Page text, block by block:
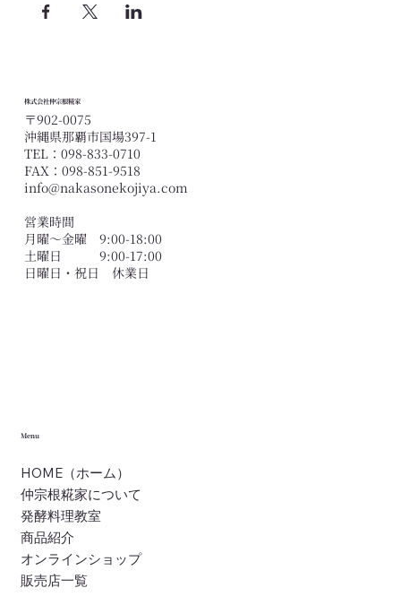
株式会社仲宗根糀家
〒902-0075
沖縄県那覇市国場397-1
TEL：098-833-0710
FAX：098-851-9518
info@nakasonekojiya.com
営業時間
月曜〜金曜 9:00-18:00
土曜日 9:00-17:00
​日曜日・祝日 休業日
Menu
HOME（ホーム）
仲宗根糀家について
発酵料理教室
商品紹介
オンラインショップ
販売店一覧